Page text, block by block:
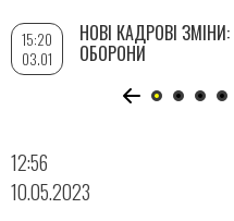
вмісту
12:56
10.05.2023
15:20
03.01
НОВІ КАДРОВІ
ОБОРОНИ